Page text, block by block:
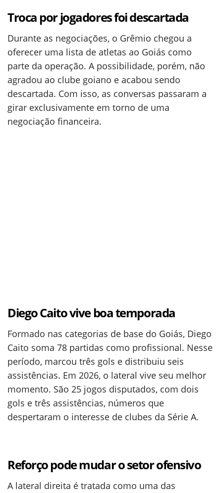
Troca por jogadores foi descartada
Durante as negociações, o Grêmio chegou a
oferecer uma lista de atletas ao Goiás como
parte da operação. A possibilidade, porém, não
agradou ao clube goiano e acabou sendo
descartada. Com isso, as conversas passaram a
girar exclusivamente em torno de uma
negociação financeira.
Diego Caito vive boa temporada
Formado nas categorias de base do Goiás, Diego
Caito soma 78 partidas como profissional. Nesse
período, marcou três gols e distribuiu seis
assistências. Em 2026, o lateral vive seu melhor
momento. São 25 jogos disputados, com dois
gols e três assistências, números que
despertaram o interesse de clubes da Série A.
Reforço pode mudar o setor ofensivo
A lateral direita é tratada como uma das